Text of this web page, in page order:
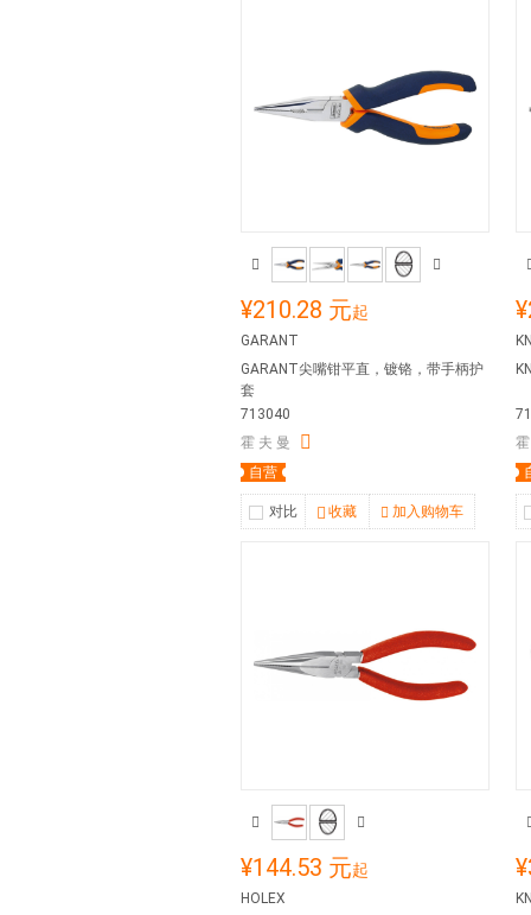
¥210.28 元起
GARANT
GARANT尖嘴钳平直，镀铬，带手柄护
套
713040
霍 夫 曼
自营
对比 收藏 加入购物车
¥144.53 元起
HOLEX